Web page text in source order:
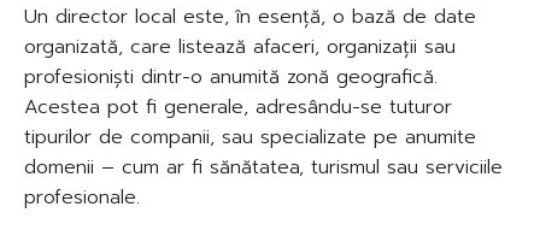
Un director local este, în esență, o bază de date
organizată, care listează afaceri, organizații sau
profesioniști dintr-o anumită zonă geografică.
Acestea pot fi generale, adresându-se tuturor
tipurilor de companii, sau specializate pe anumite
domenii – cum ar fi sănătatea, turismul sau serviciile
profesionale.